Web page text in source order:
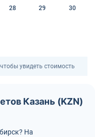
28 29 30
увидеть стоимость
Казань (KZN)
На